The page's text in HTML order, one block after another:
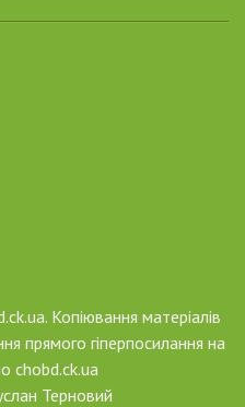
Копіювання матеріалів
прямого гіперпосилання на
chobd.ck.ua
Терновий